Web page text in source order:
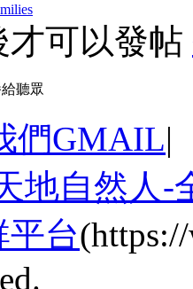
可以發帖
聽眾
們GMAIL|
地自然人-
平台